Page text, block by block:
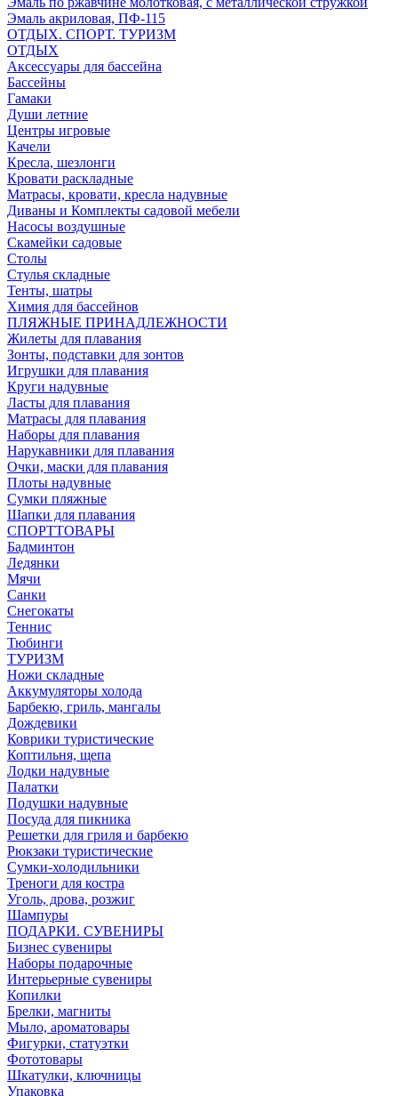
Эмаль акриловая, ПФ-115
ОТДЫХ. СПОРТ. ТУРИЗМ
ОТДЫХ
Аксессуары для бассейна
Бассейны
Гамаки
Души летние
Центры игровые
Качели
Кресла, шезлонги
Кровати раскладные
Матрасы, кровати, кресла надувные
Диваны и Комплекты садовой мебели
Насосы воздушные
Скамейки садовые
Столы
Стулья складные
Тенты, шатры
Химия для бассейнов
ПЛЯЖНЫЕ ПРИНАДЛЕЖНОСТИ
Жилеты для плавания
Зонты, подставки для зонтов
Игрушки для плавания
Круги надувные
Ласты для плавания
Матрасы для плавания
Наборы для плавания
Нарукавники для плавания
Очки, маски для плавания
Плоты надувные
Сумки пляжные
Шапки для плавания
СПОРТТОВАРЫ
Бадминтон
Ледянки
Мячи
Санки
Снегокаты
Теннис
Тюбинги
ТУРИЗМ
Ножи складные
Аккумуляторы холода
Барбекю, гриль, мангалы
Дождевики
Коврики туристические
Коптильня, щепа
Лодки надувные
Палатки
Подушки надувные
Посуда для пикника
Решетки для гриля и барбекю
Рюкзаки туристические
Сумки-холодильники
Треноги для костра
Уголь, дрова, розжиг
Шампуры
ПОДАРКИ. СУВЕНИРЫ
Бизнес сувениры
Наборы подарочные
Интерьерные сувениры
Копилки
Брелки, магниты
Мыло, ароматовары
Фигурки, статуэтки
Фототовары
Шкатулки, ключницы
Упаковка